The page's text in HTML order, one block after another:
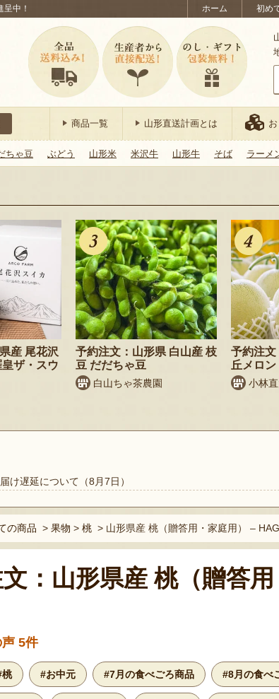
ホーム 初め
中！
商品一覧 山形直送計画とは
ちゃ豆 ぶどう 山形米 米沢牛 山形牛 そば ラーメ
産 尾花沢
ザ・スウ
予約注文：山形県 白山産 枝
豆 だだちゃ豆
白山ちゃ茶農園
予約注文
丘メロン
小林
け遅延について（8月7日）
の商品 > 果物 > 桃 > 山形県産 桃（贈答用・家庭用） –
：山形県産 桃（贈答
5件
桃 #お中元 #7月の食べごろ商品 #8月の食べ